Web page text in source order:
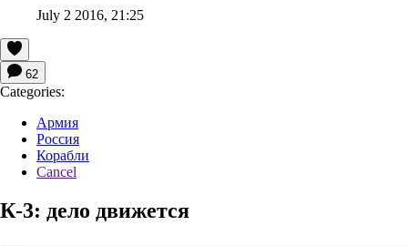
July 2 2016, 21:25
62
Categories:
Армия
Россия
Корабли
Cancel
К-3: дело движется